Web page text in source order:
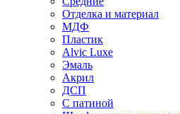
Отделка и материал
МДФ
Пластик
Alvic Luxe
Эмаль
Акрил
ДСП
С патиной